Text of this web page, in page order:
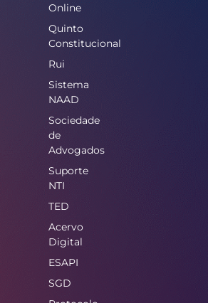
Online
Quinto
Constitucional
Rui
Sistema
NAAD
Sociedade
de
Advogados
Suporte
NTI
TED
Acervo
Digital
ESAPI
SGD